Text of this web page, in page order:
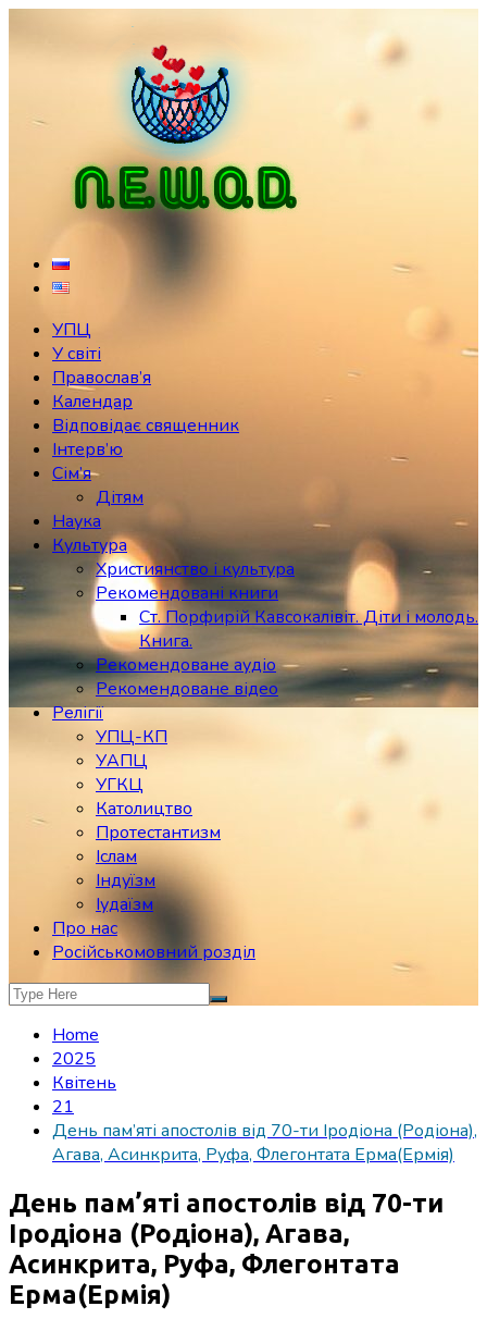
УПЦ
У світі
Православ’я
Календар
Відповідає священник
Інтерв’ю
Сім’я
Дітям
Наука
Культура
Християнство і культура
Рекомендовані книги
Ст. Порфирій Кавсокалівіт. Діти і молодь.
Книга.
Рекомендоване аудіо
Рекомендоване відео
Релігії
УПЦ-КП
УАПЦ
УГКЦ
Католицтво
Протестантизм
Іслам
Індуїзм
Іудаїзм
Про нас
Російськомовний розділ
Home
2025
Квітень
21
День пам’яті апостолів від 70-ти Іродіона (Родіона),
Агава, Асинкрита, Руфа, Флегонтата Ерма(Ермія)
День пам’яті апостолів від 70-ти
Іродіона (Родіона), Агава,
Асинкрита, Руфа, Флегонтата
Ерма(Ермія)